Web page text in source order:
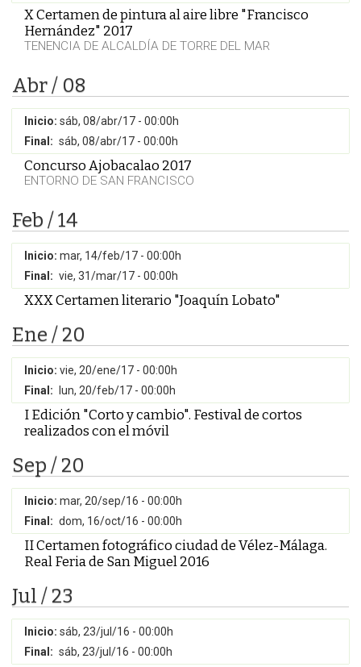
X Certamen de pintura al aire libre "Francisco
Hernández" 2017
TENENCIA DE ALCALDÍA DE TORRE DEL MAR
Abr / 08
Inicio: sáb, 08/abr/17 - 00:00h
Final: sáb, 08/abr/17 - 00:00h
Concurso Ajobacalao 2017
ENTORNO DE SAN FRANCISCO
Feb / 14
Inicio: mar, 14/feb/17 - 00:00h
Final: vie, 31/mar/17 - 00:00h
XXX Certamen literario "Joaquín Lobato"
Ene / 20
Inicio: vie, 20/ene/17 - 00:00h
Final:
lun, 20/feb/17 - 00:00h
I Edición "Corto y cambio". Festival de cortos
realizados con el móvil
Sep / 20
Inicio: mar, 20/sep/16 - 00:00h
Final: dom, 16/oct/16 - 00:00h
II Certamen fotográfico ciudad de Vélez-Málaga.
Real Feria de San Miguel 2016
Jul / 23
Inicio: sáb, 23/jul/16 - 00:00h
Final: sáb, 23/jul/16 - 00:00h